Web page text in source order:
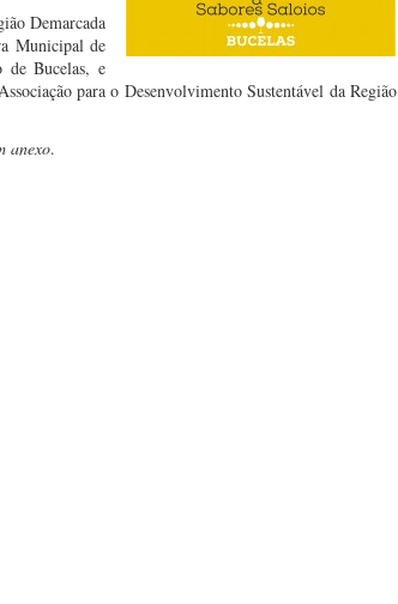
Demarcada
Municipal de
de Bucelas, e
para o Desenvolvimento Sustentável da Região
anexo.